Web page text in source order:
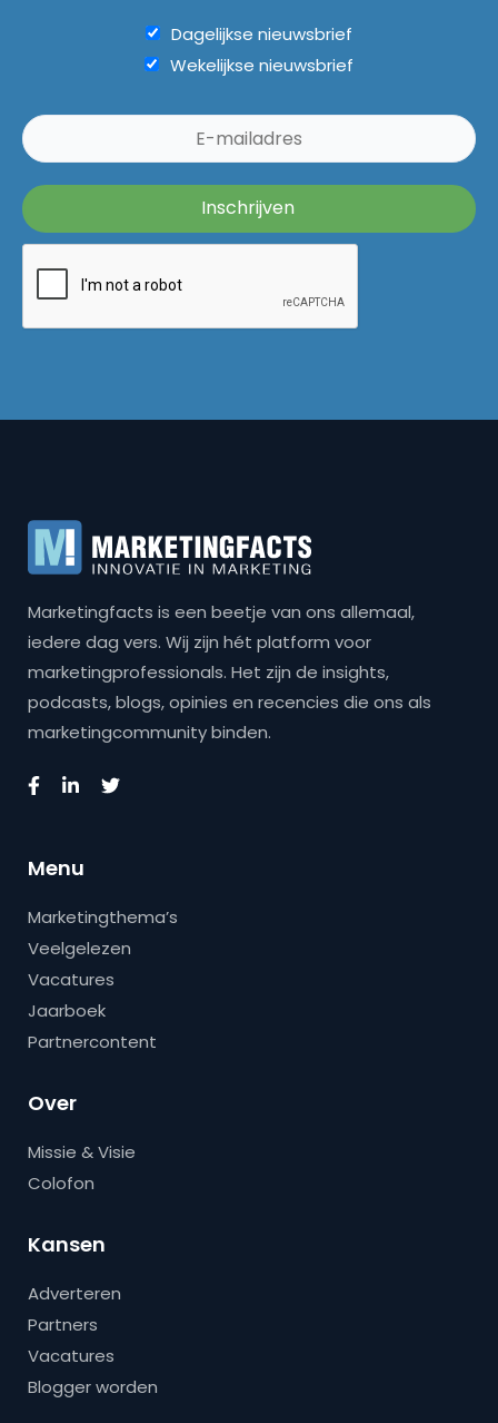
Dagelijkse nieuwsbrief
Wekelijkse nieuwsbrief
Marketingfacts is een beetje van ons allemaal,
iedere dag vers. Wij zijn hét platform voor
marketingprofessionals. Het zijn de insights,
podcasts, blogs, opinies en recencies die ons als
marketingcommunity binden.
Menu
Marketingthema’s
Veelgelezen
Vacatures
Jaarboek
Partnercontent
Over
Missie & Visie
Colofon
Kansen
Adverteren
Partners
Vacatures
Blogger worden